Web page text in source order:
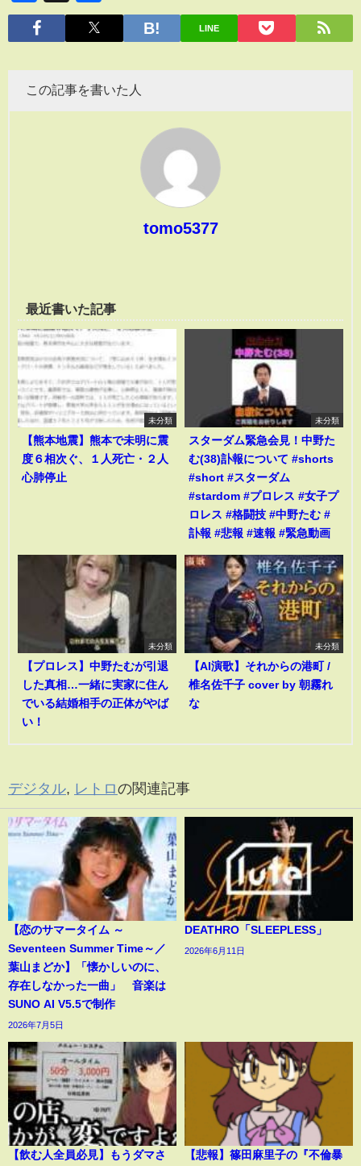
有
LINE
この記事を書いた人
tomo5377
最近書いた記事
未分類
【熊本地震】熊本で未明に震
度６相次ぐ、１人死亡・２人
心肺停止
未分類
スターダム緊急会見！中野た
む(38)訃報について #shorts
#short #スターダム
#stardom #プロレス #女子プ
ロレス #格闘技 #中野たむ #
訃報 #悲報 #速報 #緊急動画
未分類
【プロレス】中野たむが引退
した真相…一緒に実家に住ん
でいる結婚相手の正体がやば
い！
未分類
【AI演歌】それからの港町 /
椎名佐千子 cover by 朝霧れ
な
デジタル, レトロの関連記事
【恋のサマータイム ～
Seventeen Summer Time～／
葉山まどか】「懐かしいのに、
存在しなかった一曲」 音楽は
SUNO AI V5.5で制作
2026年7月5日
DEATHRO「SLEEPLESS」
2026年6月11日
【飲む人全員必見】もうダマさ
【悲報】篠田麻里子の『不倫暴